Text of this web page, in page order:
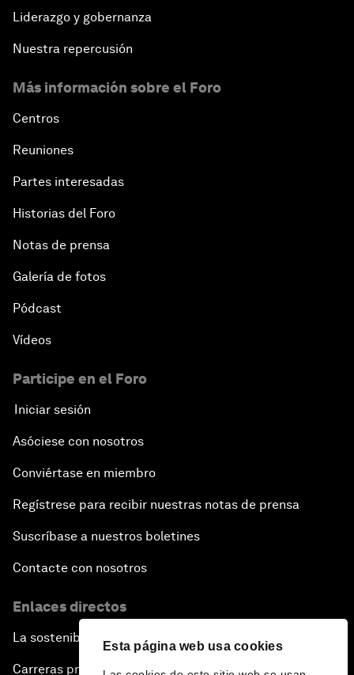
Esta página web usa cookies
Liderazgo y gobernanza
Nuestra repercusión
Más información sobre el Foro
Centros
Reuniones
Partes interesadas
Historias del Foro
Notas de prensa
Galería de fotos
Pódcast
Vídeos
Participe en el Foro
Iniciar sesión
Asóciese con nosotros
Conviértase en miembro
Regístrese para recibir nuestras notas de prensa
Suscríbase a nuestros boletines
Contacte con nosotros
Enlaces directos
La sostenibilidad en el Foro
Carreras profesionales